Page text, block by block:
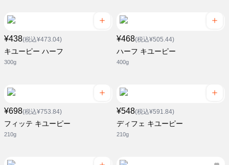
¥438(税込¥473.04)
キユーピー ハーフ
300g
¥468(税込¥505.44)
ハーフ キユーピー
400g
¥698(税込¥753.84)
フィッテ キユーピー
210g
¥548(税込¥591.84)
ディフェ キユーピー
210g